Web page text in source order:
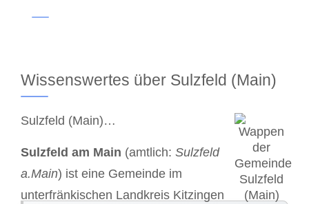
Wissenswertes über Sulzfeld (Main)
Sulzfeld (Main)…
Sulzfeld am Main (amtlich: Sulzfeld
a.Main) ist eine Gemeinde im
unterfränkischen Landkreis Kitzingen